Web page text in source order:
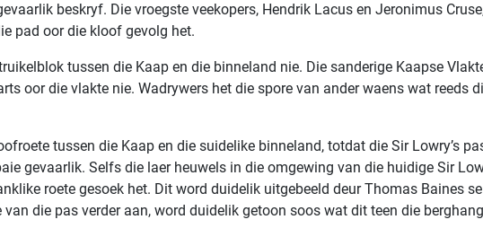
beskryf. Die vroegste veekopers, Hendrik Lacus en Jeronimus
pad oor die kloof gevolg het.
tussen die Kaap en die binneland nie. Die sanderige Kaapse
oor die vlakte nie. Wadrywers het die spore van ander waens wat reeds
tussen die Kaap en die suidelike binneland, totdat die Sir Lowry’s
gevaarlik. Selfs die laer heuwels in die omgewing van die huidige Sir
roete gesoek het. Dit word duidelik uitgebeeld deur Thomas Baines
die pas verder aan, word duidelik getoon soos wat dit teen die